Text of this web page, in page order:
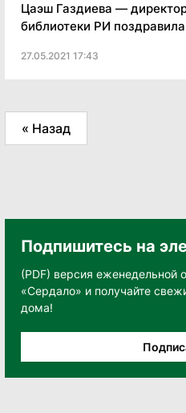
Цаэш Газдиева —
библиотеки РИ
27.05.2021 17:43
« Назад
Подпишитесь на
(PDF) версия еженедельной
«Сердало» и получайте
дома!